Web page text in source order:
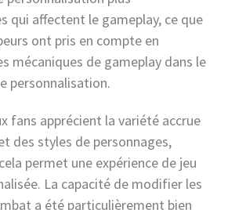
qui affectent le gameplay, ce que
ont pris en compte en
mécaniques de gameplay dans le
personnalisation.
fans apprécient la variété accrue
des styles de personnages,
permet une expérience de jeu
La capacité de modifier les
a été particulièrement bien